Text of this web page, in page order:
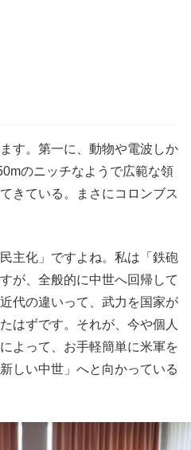
す。第一に、動物や電波しか
のニッチなようで広範な領
きている。まさにコロンブス
主化」ですよね。私は「鉄砲
が、全般的に中世へ回帰して
代の違いって、武力を国家が
はずです。それが、今や個人
よって、お手軽簡単に米軍を
しい中世」へと向かっている